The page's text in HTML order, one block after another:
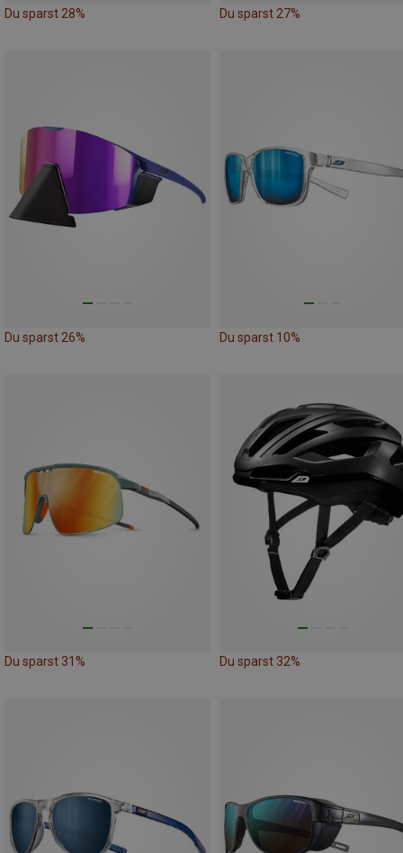
Du sparst 28% Du sparst 27%
Du sparst 26% Du sparst 10%
Du sparst 31% Du sparst 32%